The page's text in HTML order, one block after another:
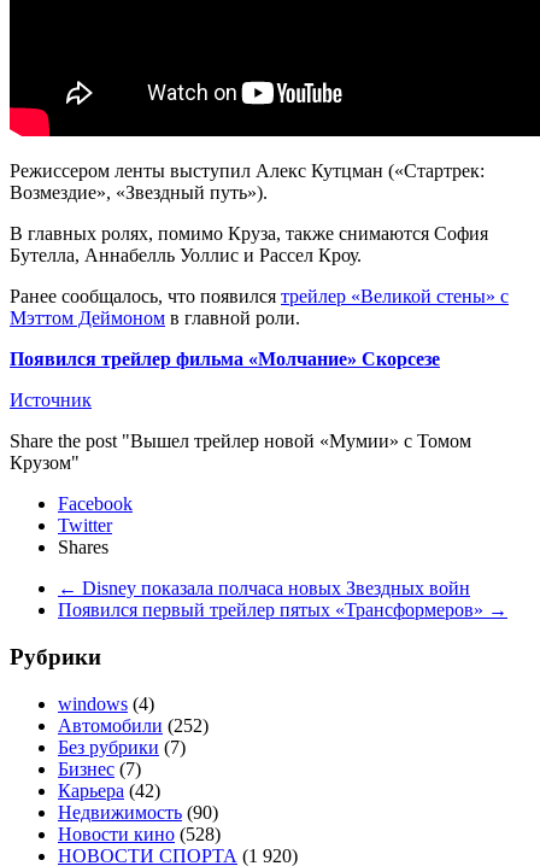
Режиссером ленты выступил Алекс Кутцман («Стартрек:
Возмездие», «Звездный путь»).
В главных ролях, помимо Круза, также снимаются София
Бутелла, Аннабелль Уоллис и Рассел Кроу.
Ранее сообщалось, что появился трейлер «Великой стены» с
Мэттом Деймоном в главной роли.
Появился трейлер фильма «Молчание» Скорсезе
Источник
Share the post "Вышел трейлер новой «Мумии» с Томом
Крузом"
Facebook
Twitter
Shares
← Disney показала полчаса новых Звездных войн
Появился первый трейлер пятых «Трансформеров» →
Рубрики
windows (4)
Автомобили (252)
Без рубрики (7)
Бизнес (7)
Карьера (42)
Недвижимость (90)
Новости кино (528)
НОВОСТИ СПОРТА (1 920)